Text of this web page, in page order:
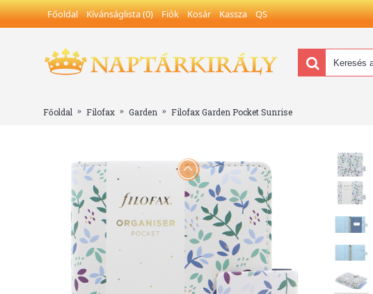
Főoldal Kívánságlista (0) Fiók Kosár Kassza QS
Főoldal Filofax Garden Filofax Garden Pocket Sunrise